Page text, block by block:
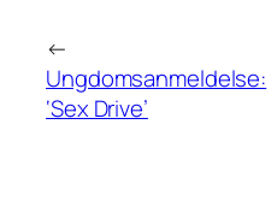
←
Ungdomsanmeldelse:
‘Sex Drive’